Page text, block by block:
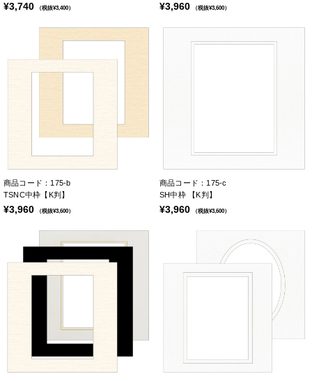
¥3,740 （税抜¥3,400） ¥3,960 （税抜¥3,600）
商品コード：175-b
TSNC中枠【K判】
¥3,960 （税抜¥3,600）
商品コード：175-c
SH中枠 【K判】
¥3,960 （税抜¥3,600）